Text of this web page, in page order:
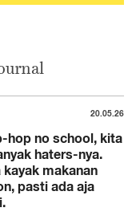
20.05.26
hop no school, kita
haters-nya.
kayak makanan
pasti ada aja